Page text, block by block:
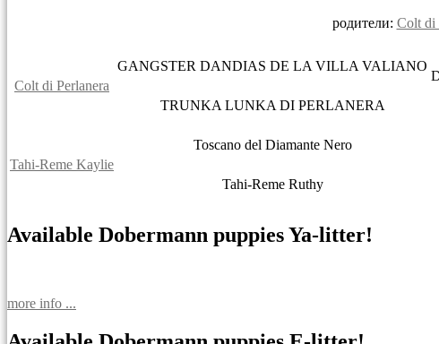
родители: Colt di
Colt di Perlanera
GANGSTER DANDIAS DE LA VILLA VALIANO
TRUNKA LUNKA DI PERLANERA
Tahi-Reme Kaylie
Toscano del Diamante Nero
Tahi-Reme Ruthy
Available Dobermann puppies Ya-litter!
more info ...